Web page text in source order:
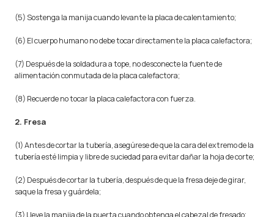
(5) Sostenga la manija cuando levante la placa de calentamiento;
(6) El cuerpo humano no debe tocar directamente la placa calefactora;
(7) Después de la soldadura a tope, no desconecte la fuente de
alimentación conmutada de la placa calefactora;
(8) Recuerde no tocar la placa calefactora con fuerza.
2. Fresa
(1) Antes de cortar la tubería, asegúrese de que la cara del extremo de la
tubería esté limpia y libre de suciedad para evitar dañar la hoja de corte;
(2) Después de cortar la tubería, después de que la fresa deje de girar,
saque la fresa y guárdela;
(3) Lleve la manija de la puerta cuando obtenga el cabezal de fresado;